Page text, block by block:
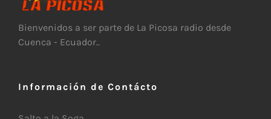
Bienvenidos a ser parte de La Picosa radio desde
Cuenca - Ecuador..
Información de Contácto